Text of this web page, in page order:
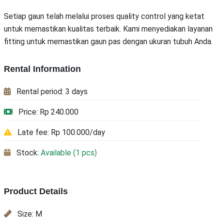
Setiap gaun telah melalui proses quality control yang ketat
untuk memastikan kualitas terbaik. Kami menyediakan layanan
fitting untuk memastikan gaun pas dengan ukuran tubuh Anda.
Rental Information
Rental period: 3 days
Price: Rp 240.000
Late fee: Rp 100.000/day
Stock: Available (1 pcs)
Product Details
Size: M